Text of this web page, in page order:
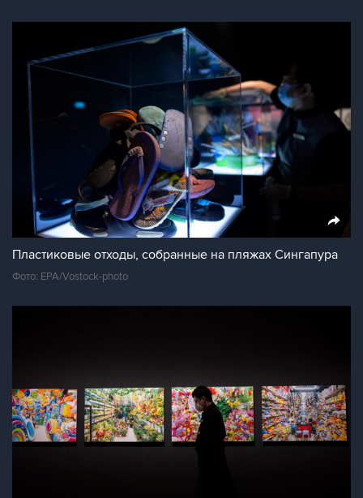
Пластиковые отходы, собранные на пляжах Сингапура
Фото: EPA/Vostock-photo